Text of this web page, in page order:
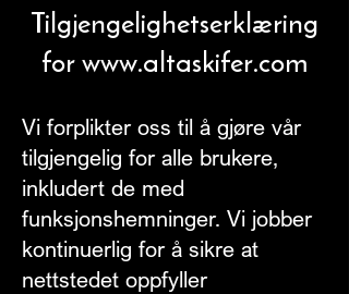
Tilgjengelighetserklæring
forwww.altaskifer.com
Vi forplikter oss til å gjøre vår
tilgjengelig for alle brukere,
inkludert de med
funksjonshemninger. Vi jobber
kontinuerlig for å sikre at
nettstedet oppfyller